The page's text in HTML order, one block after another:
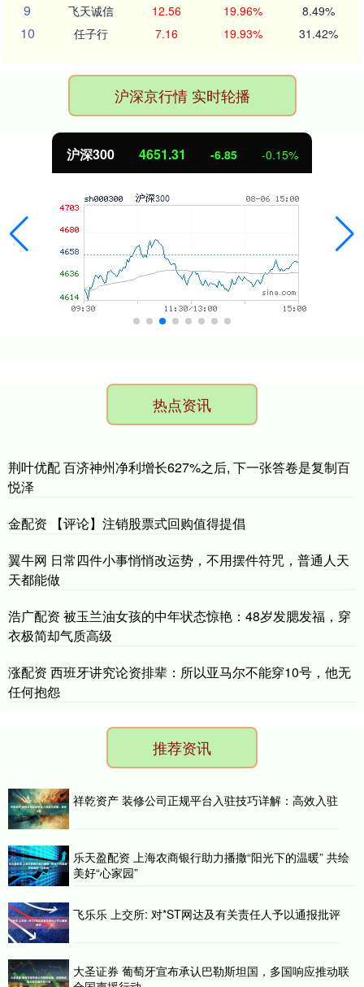
9 飞天诚信 12.56 19.96% 8.49%
10 任子行 7.16 19.93% 31.42%
沪深京行情 实时轮播
北证50 1122.88 3.42 0.30%
热点资讯
荆叶优配 百济神州净利增长627%之后, 下一张答卷是复制百
悦泽
金配资 【评论】注销股票式回购值得提倡
翼牛网 日常四件小事悄悄改运势，不用摆件符咒，普通人天
天都能做
浩广配资 被玉兰油女孩的中年状态惊艳：48岁发腮发福，穿
衣极简却气质高级
涨配资 西班牙讲究论资排辈：所以亚马尔不能穿10号，他无
任何抱怨
推荐资讯
祥乾资产 装修公司正规平台入驻技巧详解：高效入驻
乐天盈配资 上海农商银行助力播撒“阳光下的温暖” 共绘
美好“心家园”
飞乐乐 上交所: 对*ST网达及有关责任人予以通报批评
大圣证券 葡萄牙宣布承认巴勒斯坦国，多国响应推动联